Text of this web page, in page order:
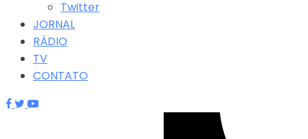
Twitter
JORNAL
RÁDIO
TV
CONTATO